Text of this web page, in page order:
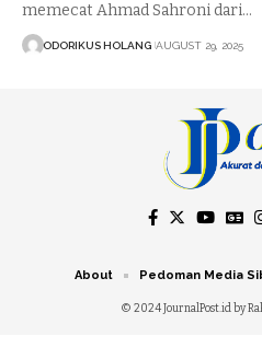
memecat Ahmad Sahroni dari…
ODORIKUS HOLANG AUGUST 29, 2025
© 2024 JournalPost.id by
About Pedoman Media